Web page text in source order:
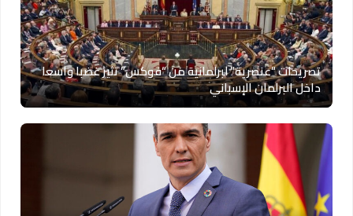
تصريحات “عنصرية” لبرلمانية من “فوكس” تثير غضبا واسعا
داخل البرلمان الإسباني